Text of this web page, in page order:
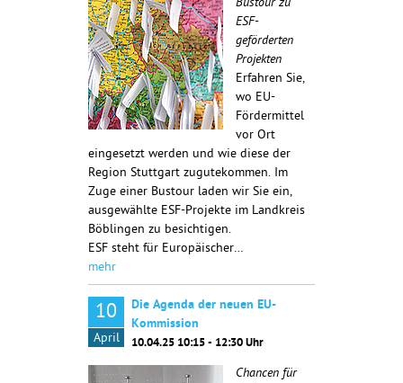
Bustour zu
ESF-
geförderten
Projekten
Erfahren Sie,
wo EU-
Fördermittel
vor Ort
eingesetzt werden und wie diese der
Region Stuttgart zugutekommen. Im
Zuge einer Bustour laden wir Sie ein,
ausgewählte ESF-Projekte im Landkreis
Böblingen zu besichtigen.
ESF steht für Europäischer…
mehr
10
April
Die Agenda der neuen EU-
Kommission
10.04.25 10:15 - 12:30 Uhr
Chancen für